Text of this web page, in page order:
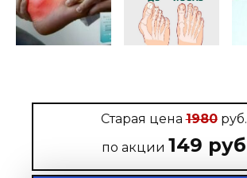
Старая цена1980руб.
по акции 149 руб